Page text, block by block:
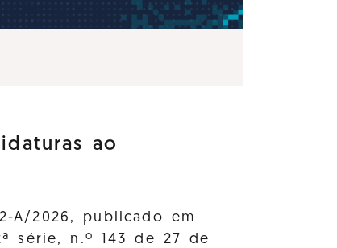
ao
A/2026, publicado em
série, n.º 143 de 27 de